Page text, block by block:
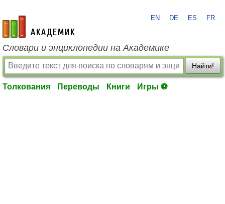
academic.ru
EN DE ES FR
Словари и энциклопедии на Академике
Найти!
Толкования Переводы Книги Игры ⚽